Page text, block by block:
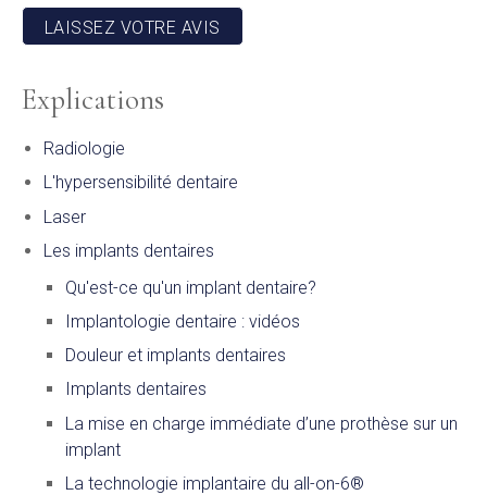
LAISSEZ VOTRE AVIS
Explications
Radiologie
L'hypersensibilité dentaire
Laser
Les implants dentaires
Qu'est-ce qu'un implant dentaire?
Implantologie dentaire : vidéos
Douleur et implants dentaires
Implants dentaires
La mise en charge immédiate d’une prothèse sur un
implant
La technologie implantaire du all-on-6®